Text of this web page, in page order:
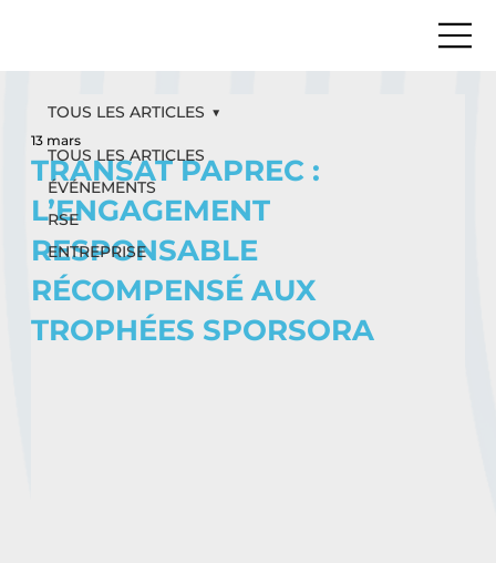
TOUS LES ARTICLES
ÉVÉNEMENTS
RSE
ENTREPRISE
TOUS LES ARTICLES
TRANSAT PAPREC :
L’ENGAGEMENT
RESPONSABLE
RÉCOMPENSÉ AUX
TROPHÉES SPORSORA
13 mars